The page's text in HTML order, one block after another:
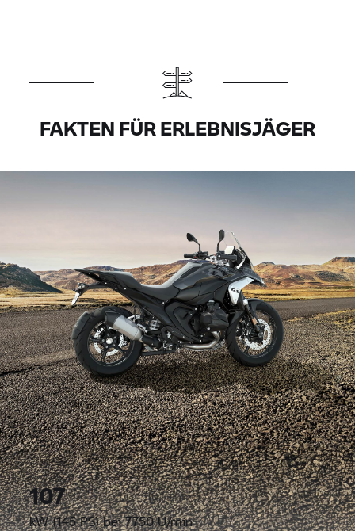
FAKTEN FÜR ERLEBNISJÄGER
107
kW (145 PS) bei 7.750 U/min